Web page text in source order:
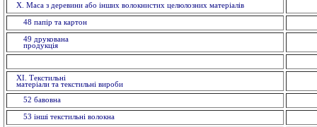
X. Маса з деревини або інших волокнистих целюлозних матеріалів
48 папiр та картон
49 друкована
продукція
ХI. Текстильні
матеріали та текстильні вироби
52 бавовна
53 інші текстильні волокна